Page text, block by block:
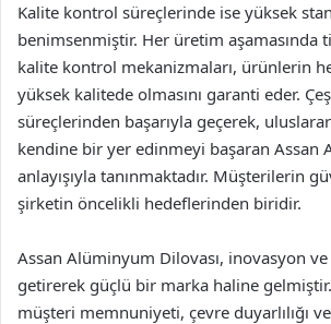
Kalite kontrol süreçlerinde ise yüksek
benimsenmiştir. Her üretim aşamasında
kalite kontrol mekanizmaları, ürünlerin
yüksek kalitede olmasını garanti eder.
süreçlerinden başarıyla geçerek,
kendine bir yer edinmeyi başaran Assan
anlayışıyla tanınmaktadır. Müşterilerin
şirketin öncelikli hedeflerinden biridir.
Assan Alüminyum Dilovası, inovasyon
getirerek güçlü bir marka haline
müşteri memnuniyeti, çevre duyarlılığı